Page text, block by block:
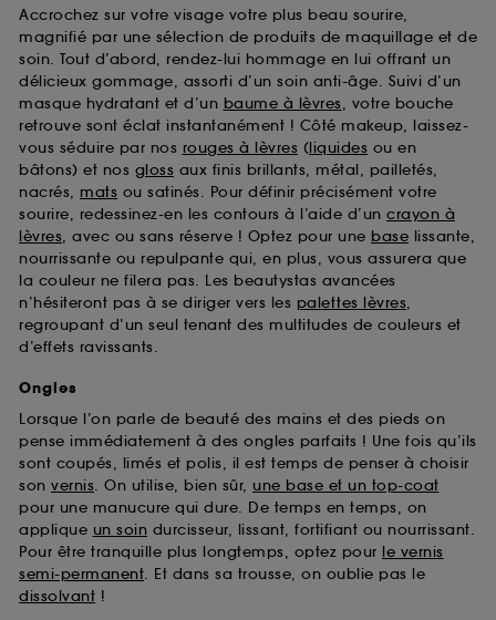
Accrochez sur votre visage votre plus beau sourire,
magnifié par une sélection de produits de maquillage et de
soin. Tout d’abord, rendez-lui hommage en lui offrant un
délicieux gommage, assorti d’un soin anti-âge. Suivi d’un
masque hydratant et d’un baume à lèvres, votre bouche
retrouve sont éclat instantanément ! Côté makeup, laissez-
vous séduire par nos rouges à lèvres (liquides ou en
bâtons) et nos gloss aux finis brillants, métal, pailletés,
nacrés, mats ou satinés. Pour définir précisément votre
sourire, redessinez-en les contours à l’aide d’un crayon à
lèvres, avec ou sans réserve ! Optez pour une base lissante,
nourrissante ou repulpante qui, en plus, vous assurera que
la couleur ne filera pas. Les beautystas avancées
n’hésiteront pas à se diriger vers les palettes lèvres,
regroupant d’un seul tenant des multitudes de couleurs et
d’effets ravissants.
Ongles
Lorsque l’on parle de beauté des mains et des pieds on
pense immédiatement à des ongles parfaits ! Une fois qu’ils
sont coupés, limés et polis, il est temps de penser à choisir
son vernis. On utilise, bien sûr, une base et un top-coat
pour une manucure qui dure. De temps en temps, on
applique un soin durcisseur, lissant, fortifiant ou nourrissant.
Pour être tranquille plus longtemps, optez pour le vernis
semi-permanent. Et dans sa trousse, on oublie pas le
dissolvant !